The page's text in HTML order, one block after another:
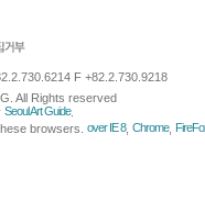
F +82.2.730.9218
All Rights reserved
Seoul Art Guide.
browsers. over IE 8, Chrome,